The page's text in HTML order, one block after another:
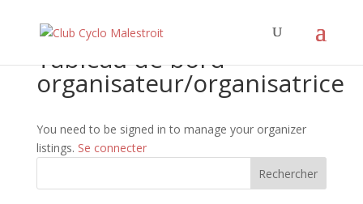
Tableau de bord
organisateur/organisatrice
You need to be signed in to manage your organizer
listings. Se connecter